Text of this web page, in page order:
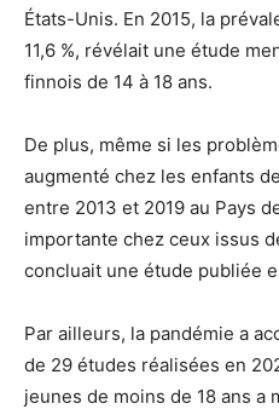
États-Unis. En 2015, la
11,6 %, révélait une étude
finnois de 14 à 18 ans.
De plus, même si les
augmenté chez les enfants
entre 2013 et 2019 au Pays
importante chez ceux issus
concluait une étude publiée
Par ailleurs, la pandémie a
de 29 études réalisées en
jeunes de moins de 18 ans a